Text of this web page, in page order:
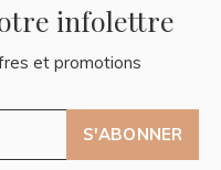
infolettre
et promotions
S'ABONNER